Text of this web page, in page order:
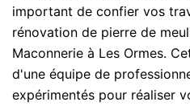
important de confier vos
rénovation de pierre de
Maconnerie à Les Ormes.
d'une équipe de
expérimentés pour réaliser